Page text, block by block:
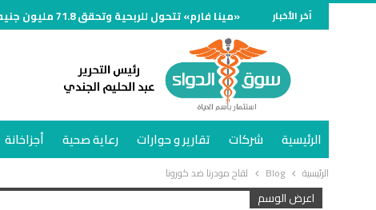
آخر الأخبار «مينا فارم» تتحول للربحية وتحقق 71.8 مليون جنيه خلال الربع الأول من 2026
الرئيسية شركات تقارير و حوارات رعاية صحية أجزاخانة
الرئيسية Blog لقاح مودرنا ضد كورونا
اعرض الوسم